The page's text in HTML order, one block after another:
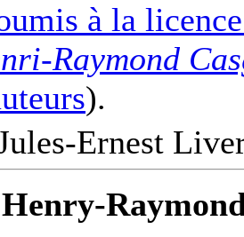
à la
Raymond
).
Ernest
Henry-